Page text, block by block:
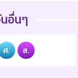
อื่นๆ
ศ. ส.